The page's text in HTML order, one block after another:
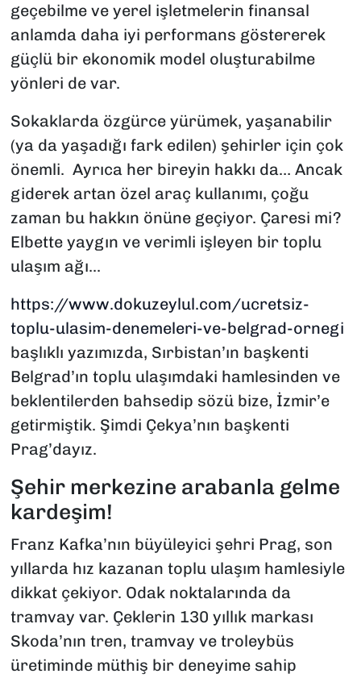
geçebilme ve yerel işletmelerin finansal
anlamda daha iyi performans göstererek
güçlü bir ekonomik model oluşturabilme
yönleri de var.
Sokaklarda özgürce yürümek, yaşanabilir
(ya da yaşadığı fark edilen) şehirler için çok
önemli. Ayrıca her bireyin hakkı da… Ancak
giderek artan özel araç kullanımı, çoğu
zaman bu hakkın önüne geçiyor. Çaresi mi?
Elbette yaygın ve verimli işleyen bir toplu
ulaşım ağı...
https://www.dokuzeylul.com/ucretsiz-
toplu-ulasim-denemeleri-ve-belgrad-ornegi
başlıklı yazımızda, Sırbistan’ın başkenti
Belgrad’ın toplu ulaşımdaki hamlesinden ve
beklentilerden bahsedip sözü bize, İzmir’e
getirmiştik. Şimdi Çekya’nın başkenti
Prag’dayız.
Şehir merkezine arabanla gelme
kardeşim!
Franz Kafka’nın büyüleyici şehri Prag, son
yıllarda hız kazanan toplu ulaşım hamlesiyle
dikkat çekiyor. Odak noktalarında da
tramvay var. Çeklerin 130 yıllık markası
Skoda’nın tren, tramvay ve troleybüs
üretiminde müthiş bir deneyime sahip